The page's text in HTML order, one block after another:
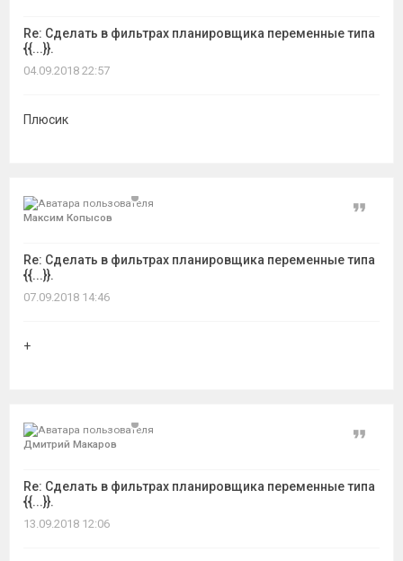
Re: Сделать в фильтрах планировщика переменные типа
{{...}}.
04.09.2018 22:57
Плюсик
Максим Копысов
Re: Сделать в фильтрах планировщика переменные типа
{{...}}.
Цитата
07.09.2018 14:46
+
Дмитрий Макаров
Re: Сделать в фильтрах планировщика переменные типа
{{...}}.
Цитата
13.09.2018 12:06